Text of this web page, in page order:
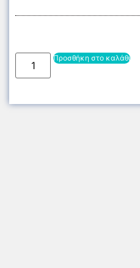
Προσθήκη στο καλάθι